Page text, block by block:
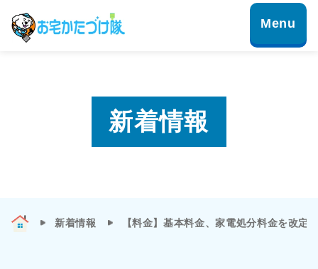
新着情報
新着情報 【料金】基本料金、家電処分料金を改定